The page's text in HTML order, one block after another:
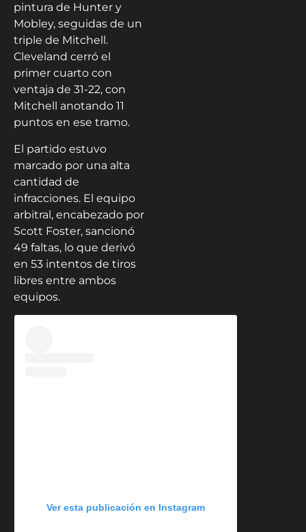
pintura de Hunter y
Mobley, seguidas de un
triple de Mitchell.
Cleveland cerró el
primer cuarto con
ventaja de 31-22, con
Mitchell anotando 11
puntos en ese tramo.
El partido estuvo
marcado por una alta
cantidad de
infracciones. El equipo
arbitral, encabezado por
Scott Foster, sancionó
49 faltas, lo que derivó
en 53 intentos de tiros
libres entre ambos
equipos.
Ver esta publicación en Instagram